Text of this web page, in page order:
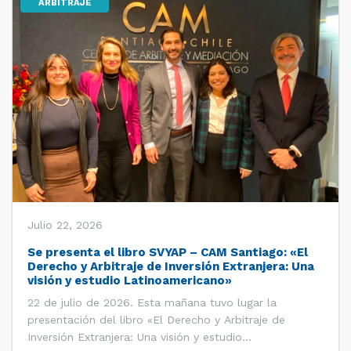
ARBITRAJE
Julio 22, 2026
Se presenta el libro SVYAP – CAM Santiago: «El
Derecho y Arbitraje de Inversión Extranjera: Una
visión y estudio Latinoamericano»
22 de julio de 2026. Esta mañana tuvo lugar la
presentación del libro «El Derecho y Arbitraje de
Inversión Extranjera: Una visión y estudio